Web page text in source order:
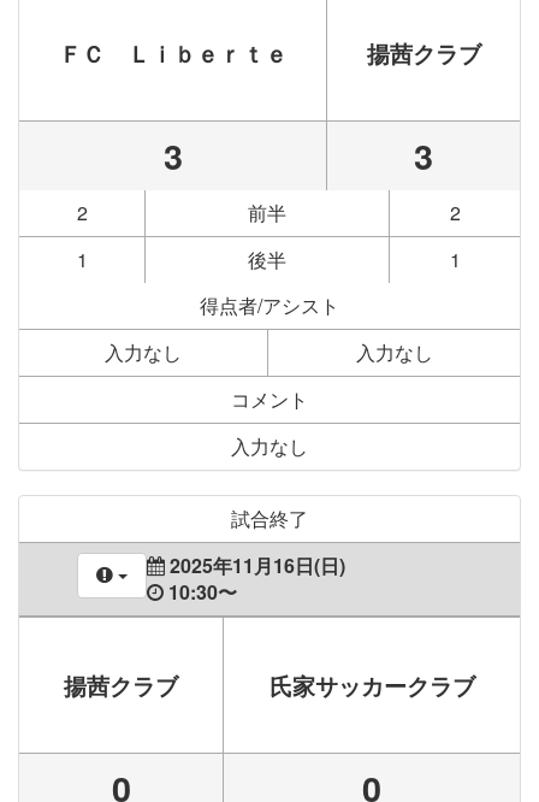
ＦＣ Ｌｉｂｅｒｔｅ 揚茜クラブ
3 3
2 前半
2
1
後半
1
得点者/アシスト
入力なし
入力なし
コメント
入力なし
試合終了
2025年11月16日(日)
10:30〜
揚茜クラブ 氏家サッカークラブ
0 0